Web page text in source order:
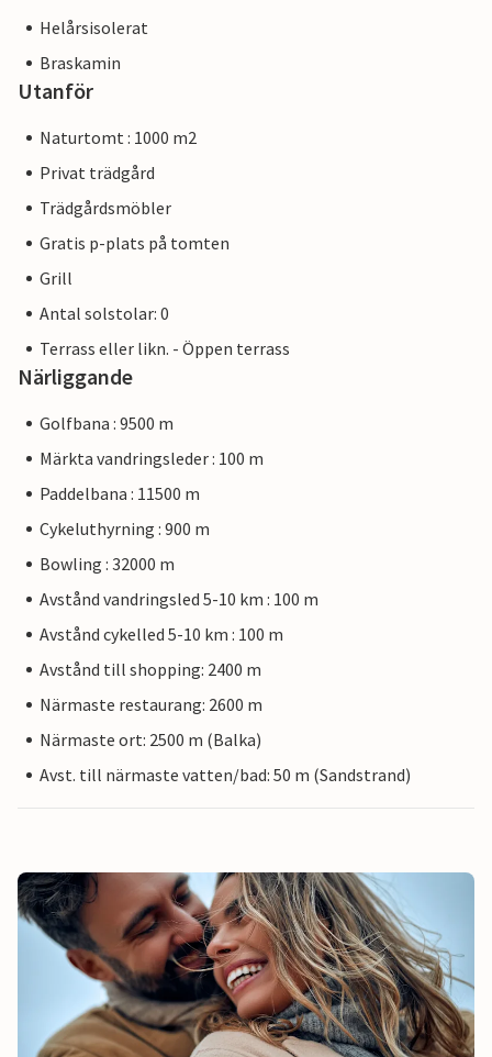
Helårsisolerat
Braskamin
Utanför
Naturtomt : 1000 m2
Privat trädgård
Trädgårdsmöbler
Gratis p-plats på tomten
Grill
Antal solstolar: 0
Terrass eller likn. - Öppen terrass
Närliggande
Golfbana : 9500 m
Märkta vandringsleder : 100 m
Paddelbana : 11500 m
Cykeluthyrning : 900 m
Bowling : 32000 m
Avstånd vandringsled 5-10 km : 100 m
Avstånd cykelled 5-10 km : 100 m
Avstånd till shopping: 2400 m
Närmaste restaurang: 2600 m
Närmaste ort: 2500 m (Balka)
Avst. till närmaste vatten/bad: 50 m (Sandstrand)